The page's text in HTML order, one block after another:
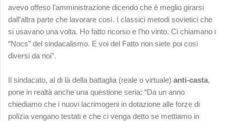
avevo offeso l’amministrazione dicendo che è meglio girarsi
dall’altra parte che lavorare così. I classici metodi sovietici che
si usavano una volta. Ho fatto ricorso e l’ho vinto. Ci chiamano i
“Nocs” del sindacalismo. E voi del Fatto non siete poi così
diversi da noi”.
Il sindacato, al di là della battaglia (reale o virtuale) anti-casta,
pone in realtà anche una questione seria: “Da un anno
chiediamo che i nuovi lacrimogeni in dotazione alle forze di
polizia vengano testati e che ci venga detto se mettiamo in